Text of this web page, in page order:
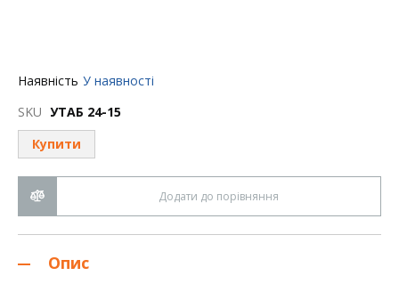
початку
зображень
Наявність У наявності
SKU УТАБ 24-15
Купити
Додати до порівняння
Опис